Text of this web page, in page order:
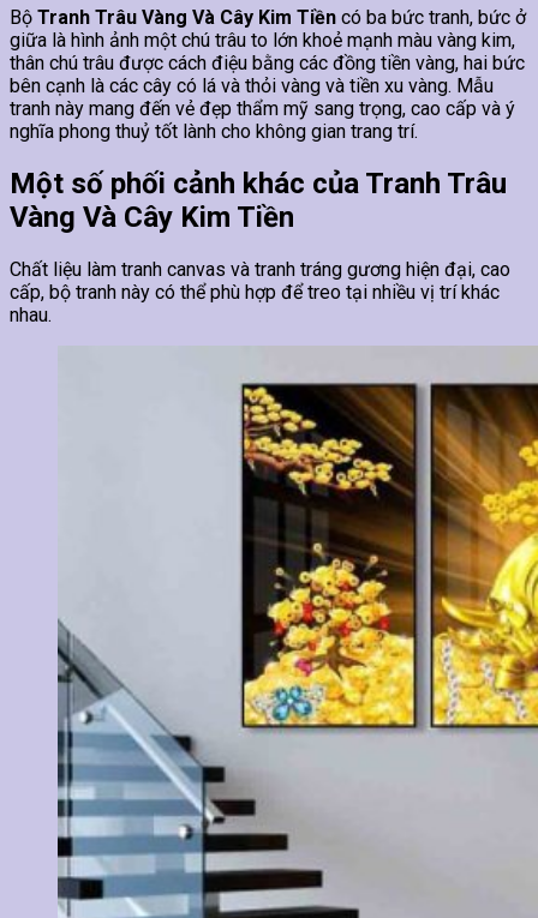
Bộ Tranh Trâu Vàng Và Cây Kim Tiền có ba bức tranh, bức ở
giữa là hình ảnh một chú trâu to lớn khoẻ mạnh màu vàng kim,
thân chú trâu được cách điệu bằng các đồng tiền vàng, hai bức
bên cạnh là các cây có lá và thỏi vàng và tiền xu vàng. Mẫu
tranh này mang đến vẻ đẹp thẩm mỹ sang trọng, cao cấp và ý
nghĩa phong thuỷ tốt lành cho không gian trang trí.
Một số phối cảnh khác của Tranh Trâu
Vàng Và Cây Kim Tiền
Chất liệu làm tranh canvas và tranh tráng gương hiện đại, cao
cấp, bộ tranh này có thể phù hợp để treo tại nhiều vị trí khác
nhau.